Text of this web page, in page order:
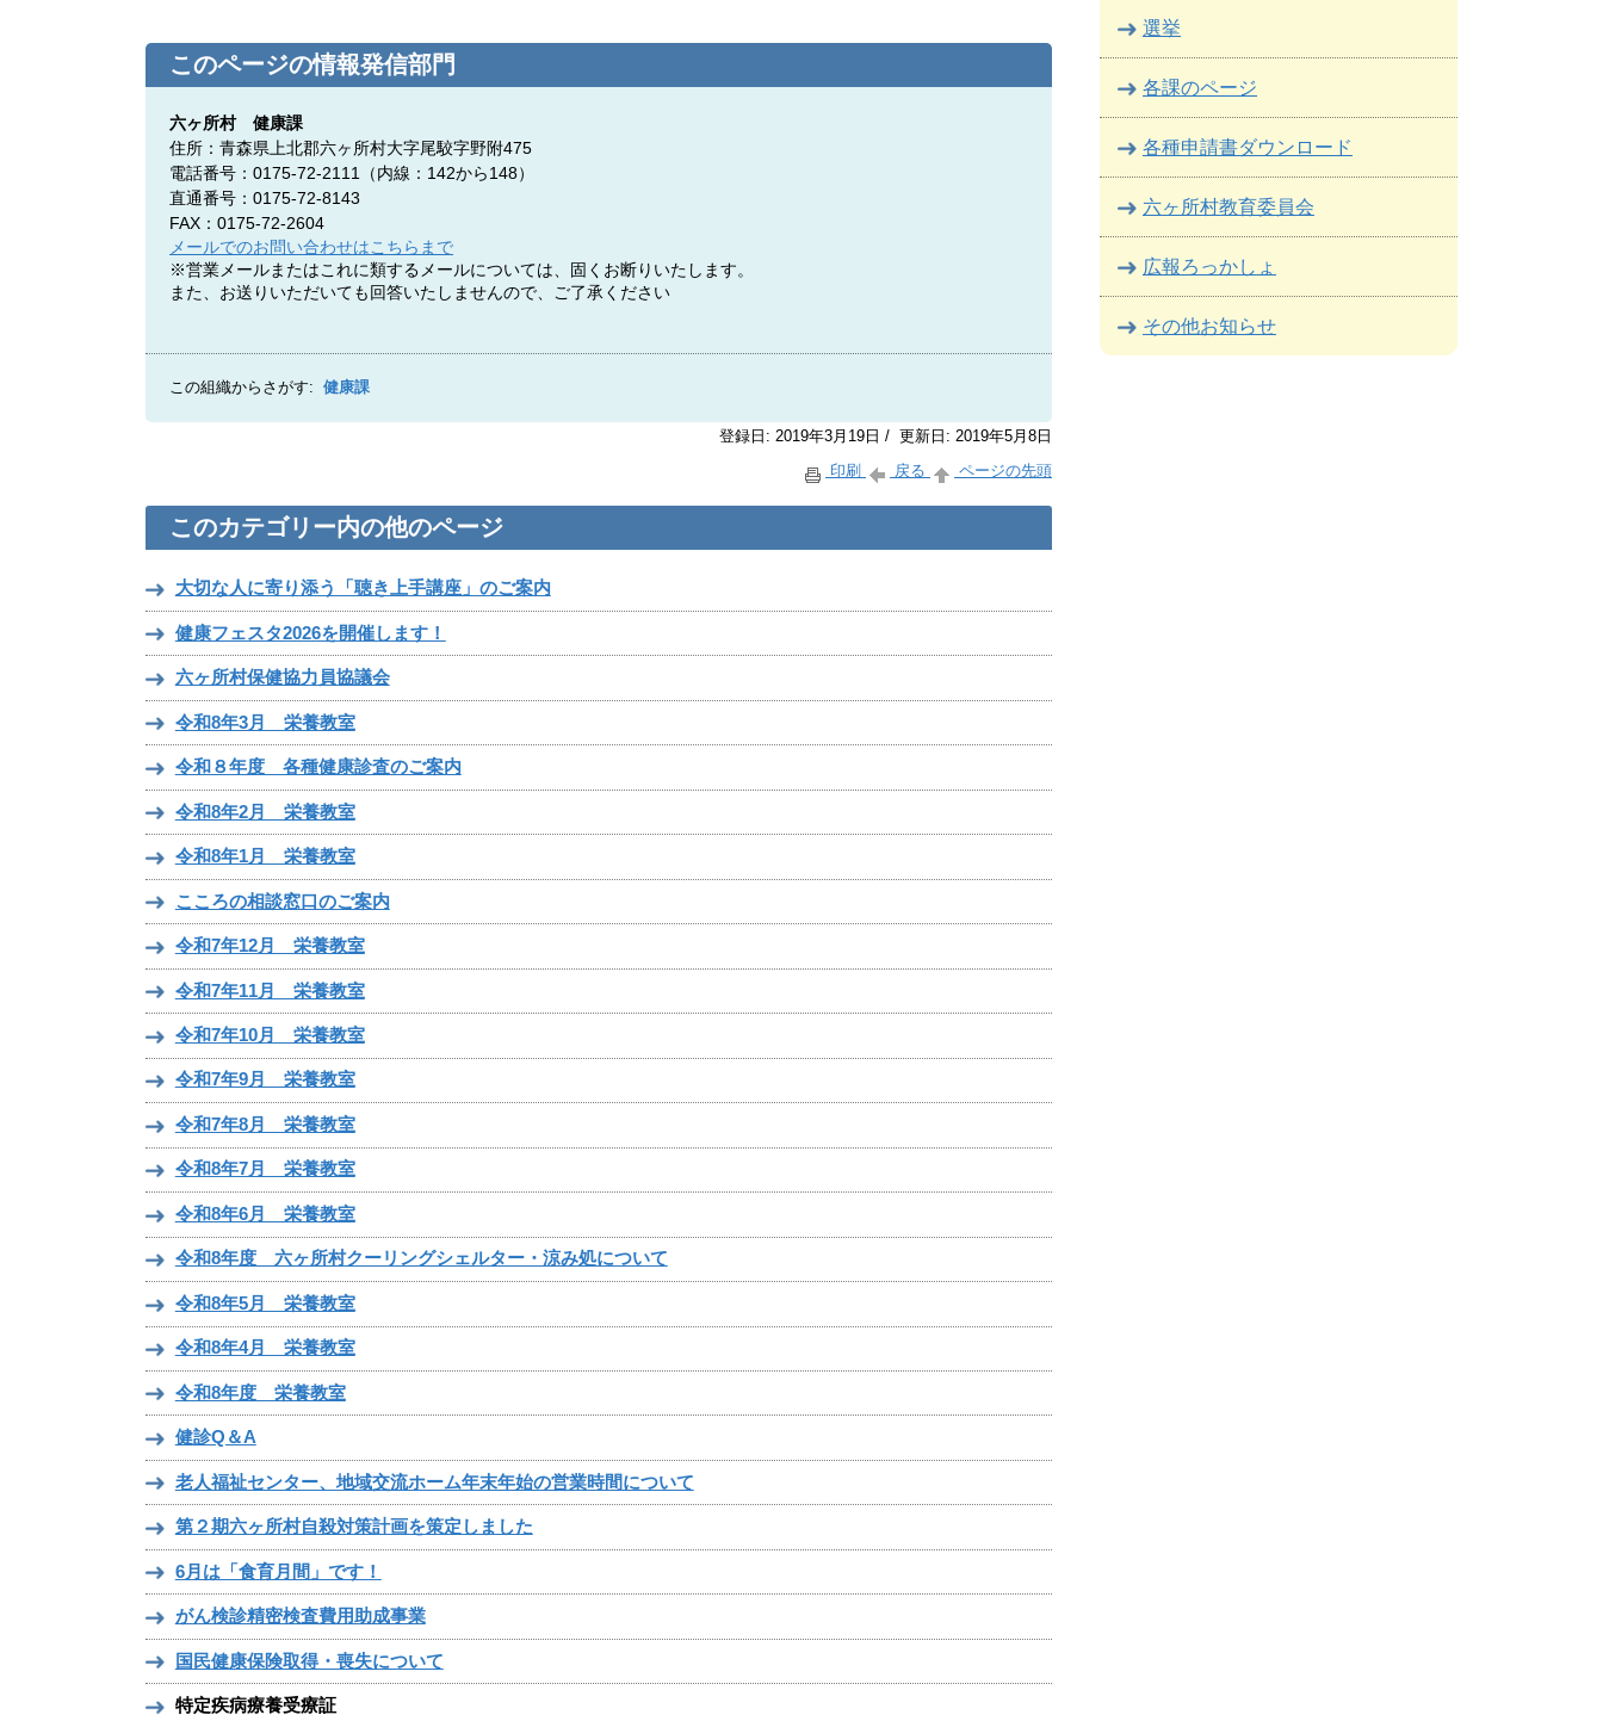
選挙
各課のページ
各種申請書ダウンロード
六ヶ所村教育委員会
広報ろっかしょ
その他お知らせ
このページの情報発信部門
六ヶ所村 健康課
住所：青森県上北郡六ヶ所村大字尾駮字野附475
電話番号：0175-72-2111（内線：142から148）
直通番号：0175-72-8143
FAX：0175-72-2604
メールでのお問い合わせはこちらまで
※営業メールまたはこれに類するメールについては、固くお断りいたします。
また、お送りいただいても回答いたしませんので、ご了承ください
この組織からさがす: 健康課
登録日: 2019年3月19日 / 更新日: 2019年5月8日
印刷
戻る ページの先頭
このカテゴリー内の他のページ
大切な人に寄り添う「聴き上手講座」のご案内
健康フェスタ2026を開催します！
六ヶ所村保健協力員協議会
令和8年3月 栄養教室
令和８年度 各種健康診査のご案内
令和8年2月 栄養教室
令和8年1月 栄養教室
こころの相談窓口のご案内
令和7年12月 栄養教室
令和7年11月 栄養教室
令和7年10月 栄養教室
令和7年9月 栄養教室
令和7年8月 栄養教室
令和8年7月 栄養教室
令和8年6月 栄養教室
令和8年度 六ヶ所村クーリングシェルター・涼み処について
令和8年5月 栄養教室
令和8年4月 栄養教室
令和8年度 栄養教室
健診Q＆A
老人福祉センター、地域交流ホーム年末年始の営業時間について
第２期六ヶ所村自殺対策計画を策定しました
6月は「食育月間」です！
がん検診精密検査費用助成事業
国民健康保険取得・喪失について
特定疾病療養受療証